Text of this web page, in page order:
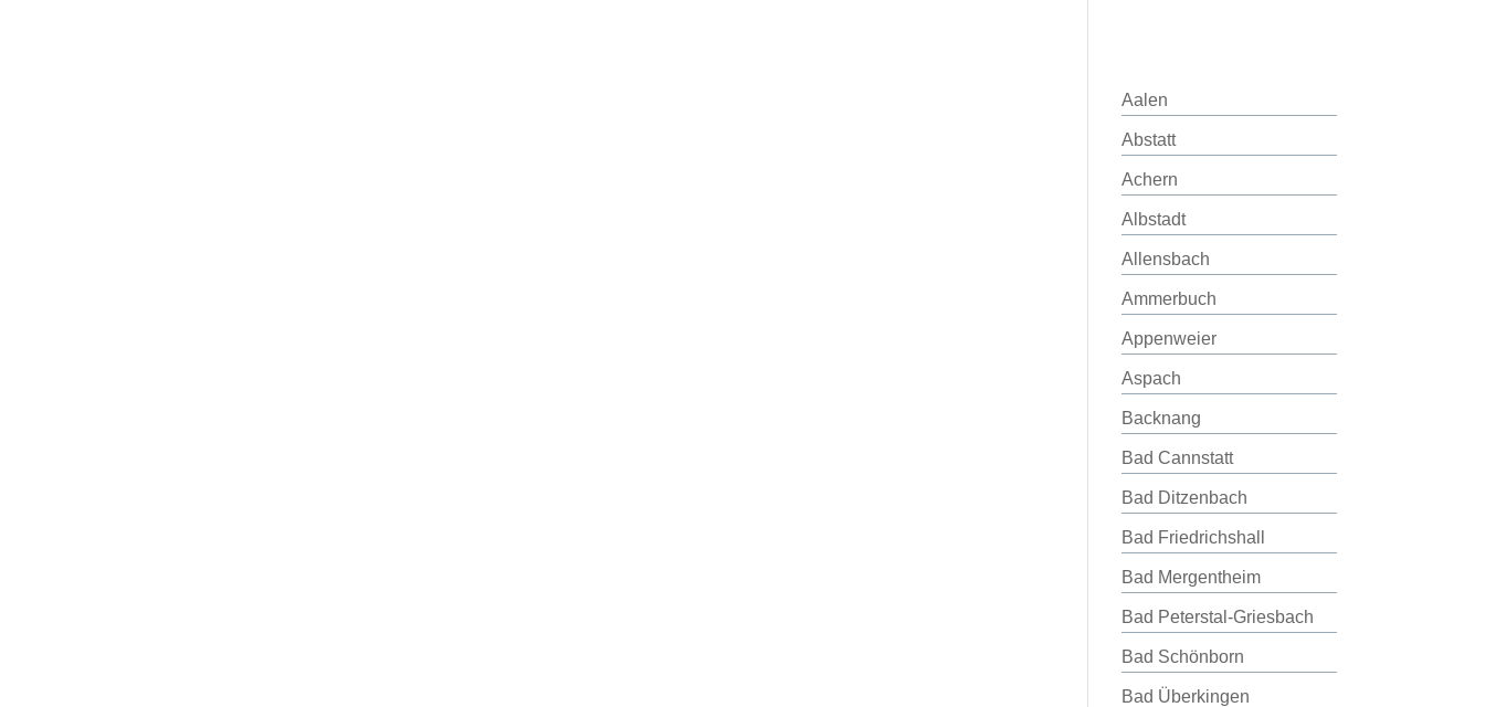
Aalen
Abstatt
Achern
Albstadt
Allensbach
Ammerbuch
Appenweier
Aspach
Backnang
Bad Cannstatt
Bad Ditzenbach
Bad Friedrichshall
Bad Mergentheim
Bad Peterstal-Griesbach
Bad Schönborn
Bad Überkingen